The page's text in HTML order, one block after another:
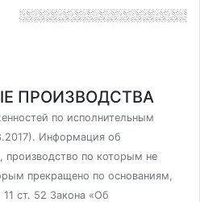
ПРОИЗВОДСТВА
по исполнительным
Информация об
производство по которым не
прекращено по основаниям,
ст. 52 Закона «Об